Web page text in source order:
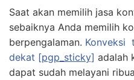
Saat akan memilih jasa
sebaiknya Anda memilih
berpengalaman. Konveksi
dekat [pgp_sticky] adalah
dapat sudah melayani